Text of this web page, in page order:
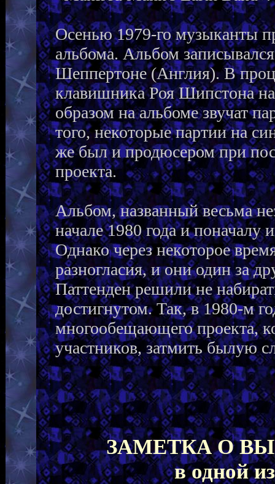
Осенью 1979-го музыканты
альбома. Альбом
Шеппертоне (Англия). В
клавишника Роя Шипстона
образом на альбоме звучат
того, некоторые партии на
же был и продюсером при
проекта.
Альбом, названный весьма
начале 1980 года и
Однако через некоторое
разногласия, и они один за
Паттенден решили не
достигнутом. Так, в 1980-м
многообещающего проекта,
участников, затмить былую
ЗАМЕТКА О
в одной